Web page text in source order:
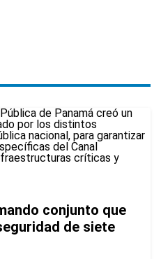
conjunto que
de siete